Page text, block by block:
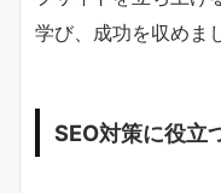
学び、成功を収めま
SEO対策に役立